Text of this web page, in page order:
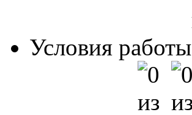
Условия работы